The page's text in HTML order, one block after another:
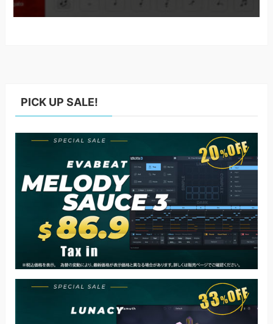
PICK UP SALE!